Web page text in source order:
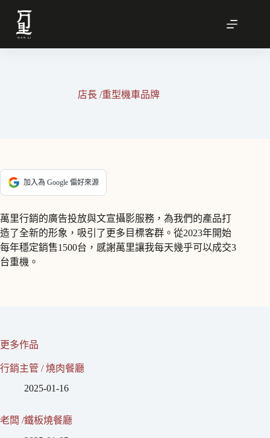
要
店長 /重型機車品牌
加入為 Google 偏好來源
萬里行銷的廣告投放與文宣攝影服務，為我們的產品打
造了全新的形象，吸引了更多目標客群。從2023年開始
每年穩定銷售1500台，感謝萬里讓我每天幾乎可以成交3
台重機。
更多作品
行銷主管 / 燒肉餐廳
2025-01-16
老闆 /鐵板燒餐廳